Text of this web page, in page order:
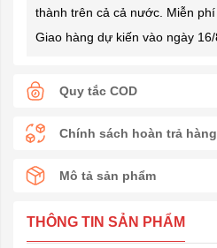
thành trên cả cả nước. Miễn
Giao hàng dự kiến vào ngày
Quy tắc COD
Chính sách hoàn trả hàng
Mô tả sản phẩm
THÔNG TIN SẢN PHẨM